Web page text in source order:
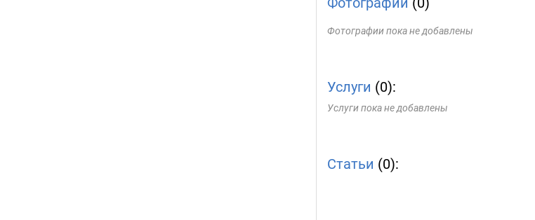
Фотографии пока не добавлены
Услуги (0):
Услуги пока не добавлены
Статьи (0):